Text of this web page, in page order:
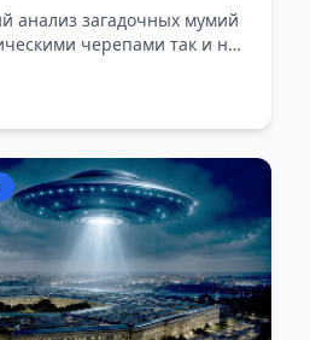
анализ загадочных мумий
черепами так и не